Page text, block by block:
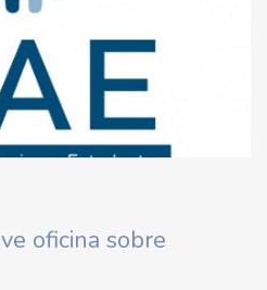
oficina sobre